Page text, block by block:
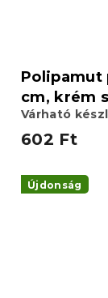
Polipamut
cm, krém
Várható
602 Ft
Újdonság